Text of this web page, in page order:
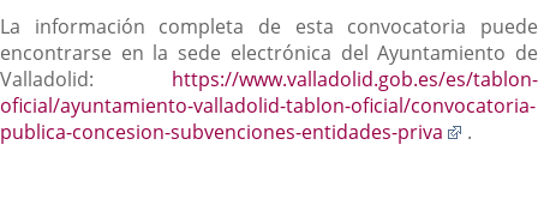
La información completa de esta convocatoria puede
encontrarse en la sede electrónica del Ayuntamiento de
Valladolid: https://www.valladolid.gob.es/es/tablon-
oficial/ayuntamiento-valladolid-tablon-oficial/convocatoria-
publica-concesion-subvenciones-entidades-priva
Enlace
.